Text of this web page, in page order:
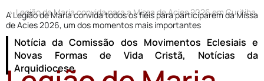
> Legião de Maria convida para a Missa de Acies 2026 em Curitiba
A Legião de Maria convida todos os fiéis para participarem da Missa
de Acies 2026, um dos momentos mais importantes
Notícia da Comissão dos Movimentos Eclesiais e
Novas Formas de Vida Cristã, Notícias da
Arquidiocese